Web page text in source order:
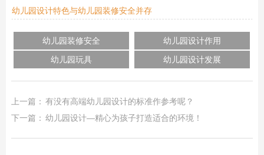
幼儿园设计特色与幼儿园装修安全并存
幼儿园装修安全
幼儿园设计作用
幼儿园玩具
幼儿园设计发展
上一篇： 有没有高端幼儿园设计的标准作参考呢？
下一篇： 幼儿园设计—精心为孩子打造适合的环境！